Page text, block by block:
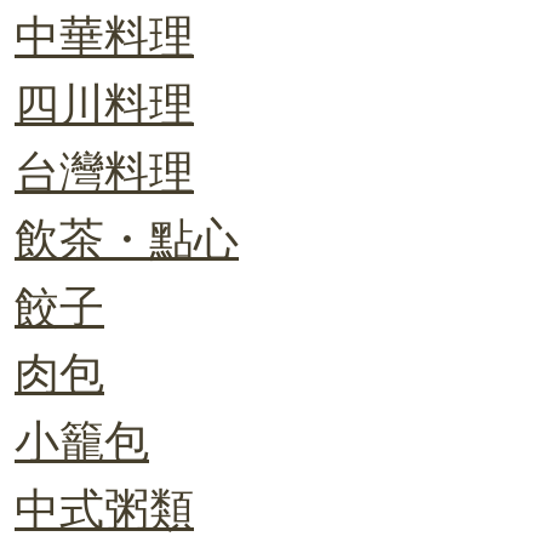
中華料理
四川料理
台灣料理
飲茶・點心
餃子
肉包
小籠包
中式粥類